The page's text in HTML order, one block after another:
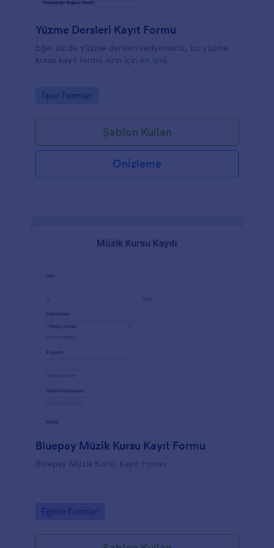
Yüzme Dersleri Kayıt Formu
Eğer siz de yüzme dersleri veriyorsanız, bu yüzme
kursu kayıt formu sizin için en iyisi.
Go to Category:
Spor Formları
Şablon Kullan
Önizleme
Bluepay Müzik Kursu Kayıt Formu
Bluepay Müzik Kursu Kayıt Formu
Go to Category:
Eğitim Formları